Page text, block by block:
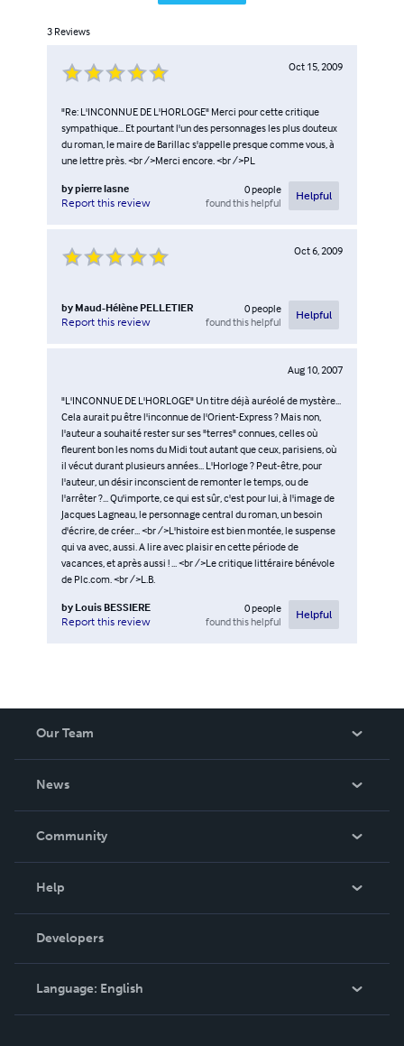
3 Reviews
Oct 15, 2009
"Re: L'INCONNUE DE L'HORLOGE" Merci pour cette critique
sympathique... Et pourtant l'un des personnages les plus douteux
du roman, le maire de Barillac s'appelle presque comme vous, à
une lettre près. <br />Merci encore. <br />PL
bypierre lasne
Report this review
0people
found this helpful
Helpful
Oct 6, 2009
by Maud-Hélène PELLETIER
Report this review
0people
found this helpful
Helpful
Aug 10, 2007
"L'INCONNUE DE L'HORLOGE" Un titre déjà auréolé de mystère...
Cela aurait pu être l'inconnue de l'Orient-Express ? Mais non,
l'auteur a souhaité rester sur ses "terres" connues, celles où
fleurent bon les noms du Midi tout autant que ceux, parisiens, où
il vécut durant plusieurs années... L'Horloge ? Peut-être, pour
l'auteur, un désir inconscient de remonter le temps, ou de
l'arrêter ?... Qu'importe, ce qui est sûr, c'est pour lui, à l'image de
Jacques Lagneau, le personnage central du roman, un besoin
d'écrire, de créer... <br />L'histoire est bien montée, le suspense
qui va avec, aussi. A lire avec plaisir en cette période de
vacances, et après aussi ! ... <br />Le critique littéraire bénévole
de Plc.com. <br />L.B.
by Louis BESSIERE
Report this review
0people
found this helpful
Helpful
Our Team
News
In The News
Community
Podcast
Help
Order Lookup
Knowledge Base
Contact Support
Developers
Language: English